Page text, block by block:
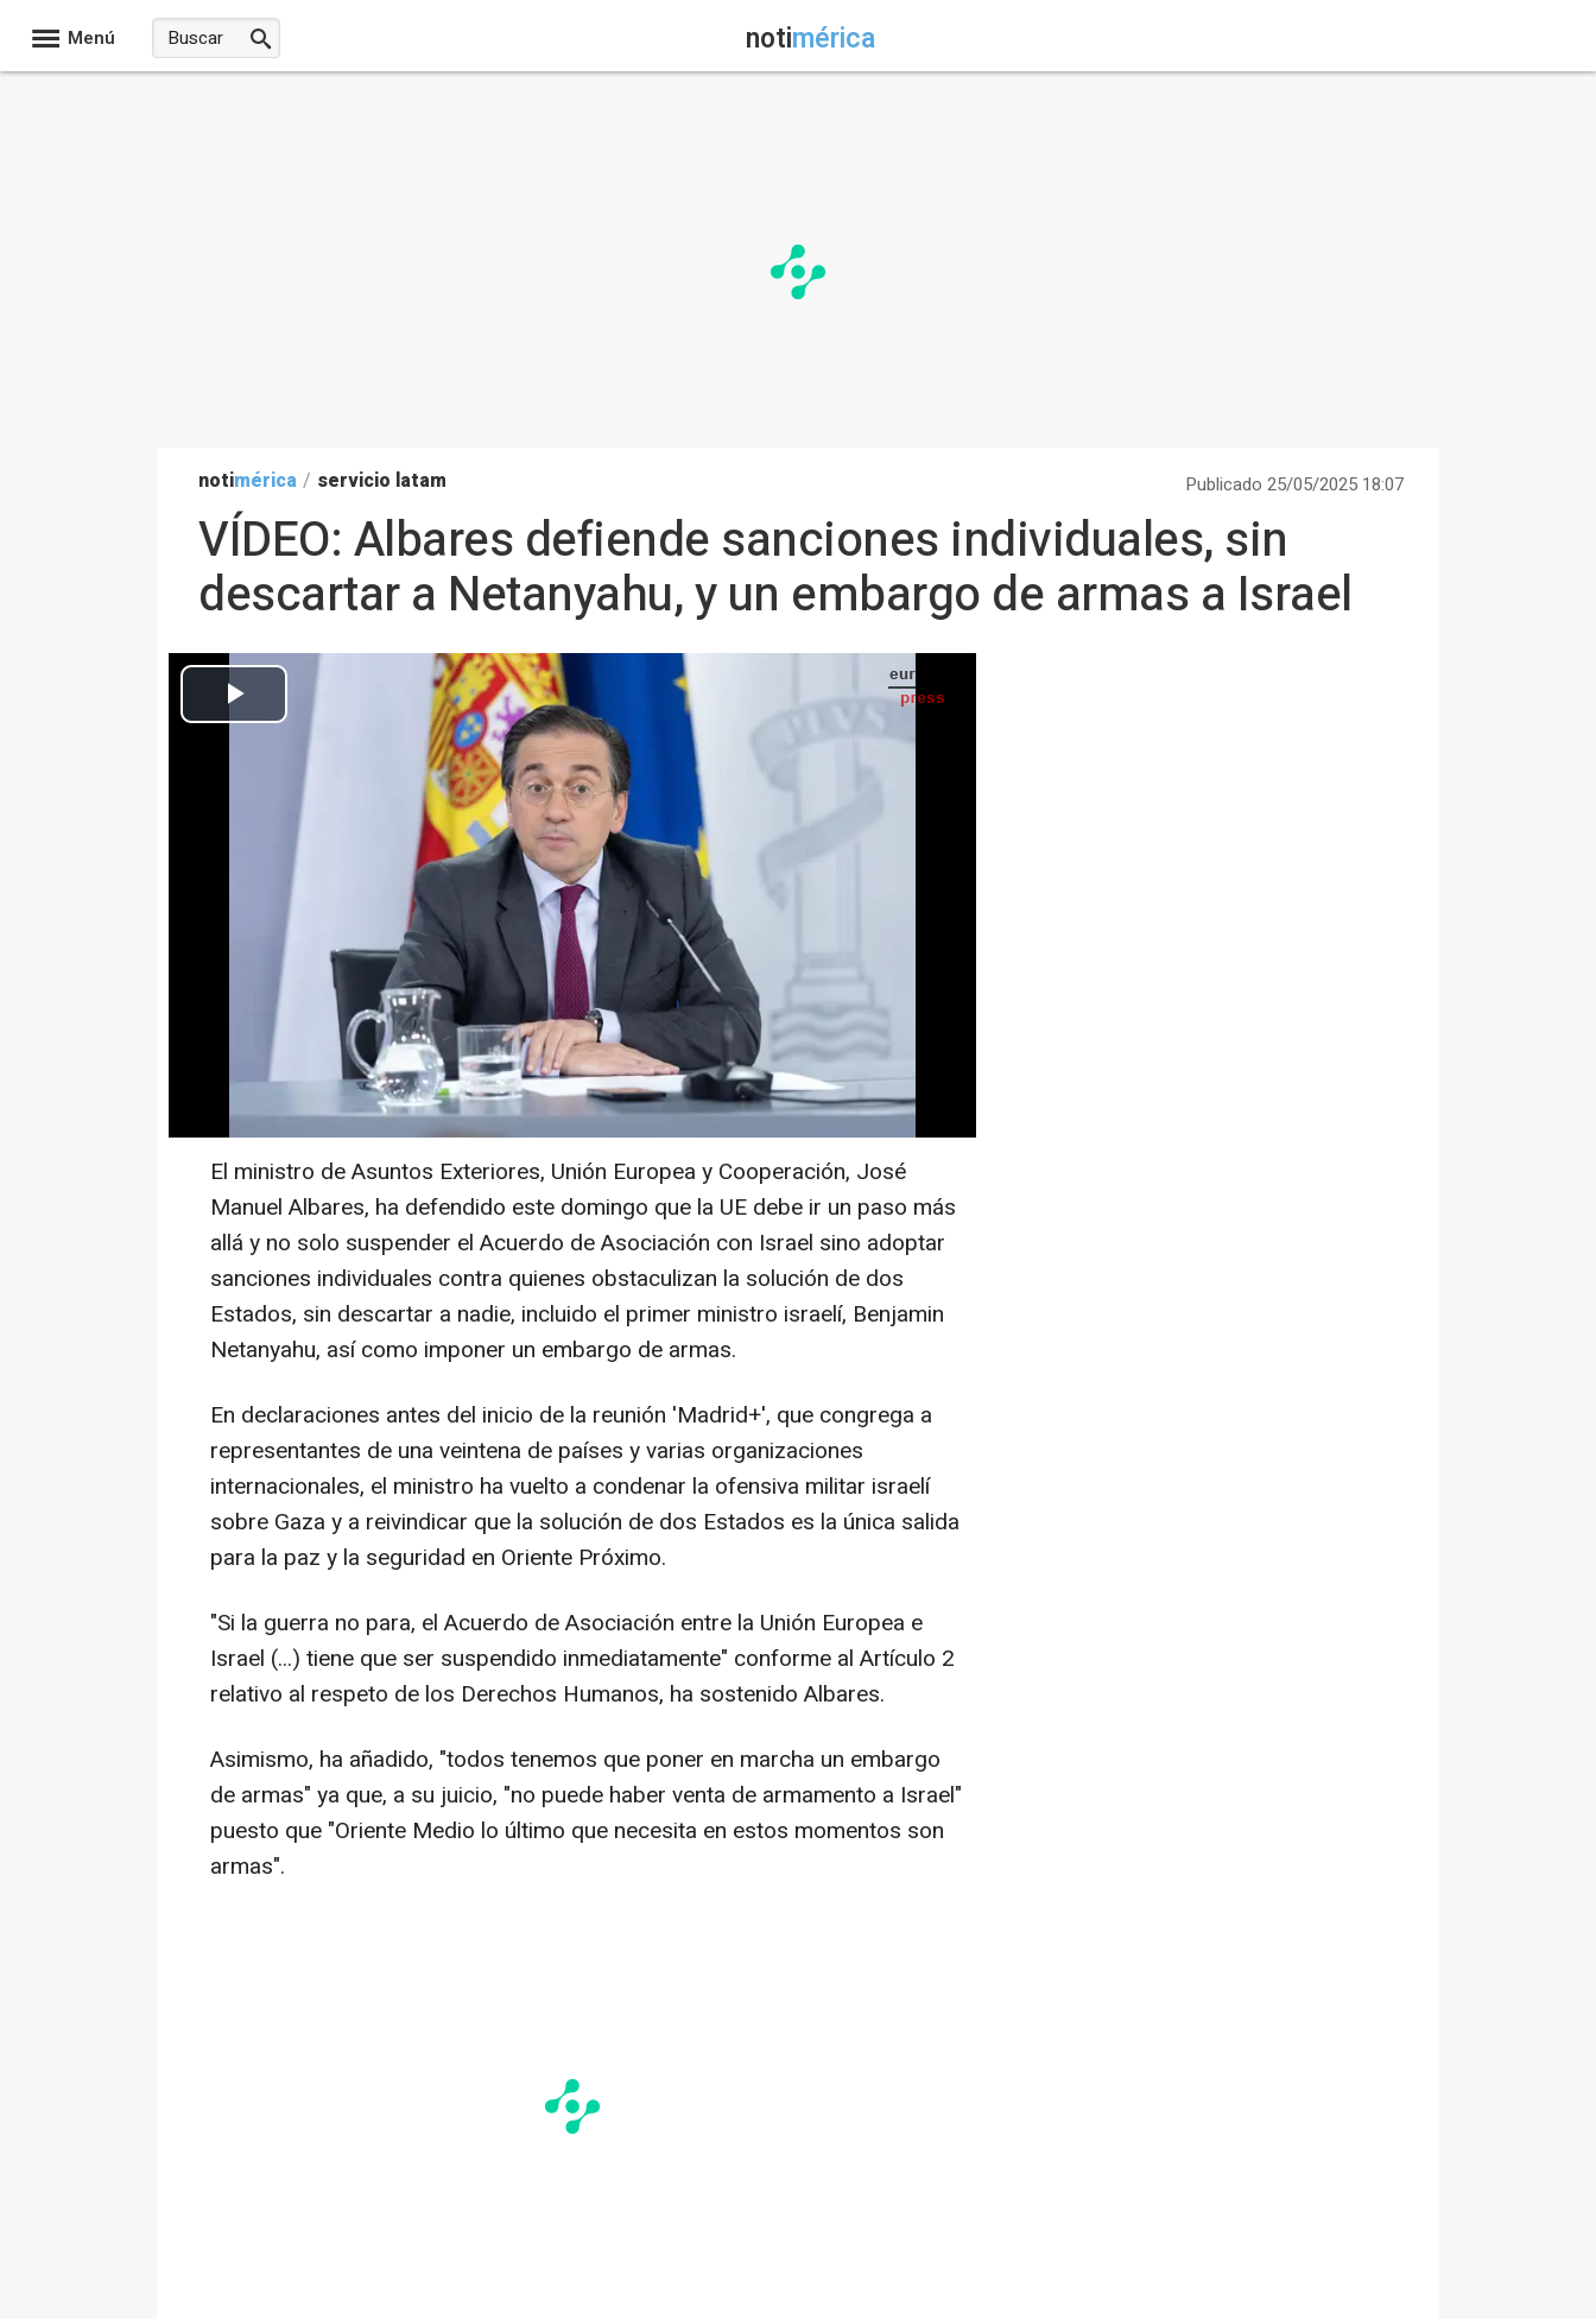
Menú notimérica
notimérica / servicio latam Publicado 25/05/2025 18:07
VÍDEO: Albares defiende sanciones individuales, sin
descartar a Netanyahu, y un embargo de armas a Israel
Archivo - El ministro de Asuntos Exteriores, Unión Europea y Cooperación, José Manuel Albares - Eduardo Parra - Europa Press - Archivo
MADRID 25 May. (EUROPA PRESS TELEVISIÓN) -
El ministro de Asuntos Exteriores, Unión Europea y Cooperación, José
Manuel Albares, ha defendido este domingo que la UE debe ir un paso más
allá y no solo suspender el Acuerdo de Asociación con Israel sino adoptar
sanciones individuales contra quienes obstaculizan la solución de dos
Estados, sin descartar a nadie, incluido el primer ministro israelí, Benjamin
Netanyahu, así como imponer un embargo de armas.
En declaraciones antes del inicio de la reunión 'Madrid+', que congrega a
representantes de una veintena de países y varias organizaciones
internacionales, el ministro ha vuelto a condenar la ofensiva militar israelí
sobre Gaza y a reivindicar que la solución de dos Estados es la única salida
para la paz y la seguridad en Oriente Próximo.
"Si la guerra no para, el Acuerdo de Asociación entre la Unión Europea e
Israel (...) tiene que ser suspendido inmediatamente" conforme al Artículo 2
relativo al respeto de los Derechos Humanos, ha sostenido Albares.
Asimismo, ha añadido, "todos tenemos que poner en marcha un embargo
de armas" ya que, a su juicio, "no puede haber venta de armamento a Israel"
puesto que "Oriente Medio lo último que necesita en estos momentos son
armas".